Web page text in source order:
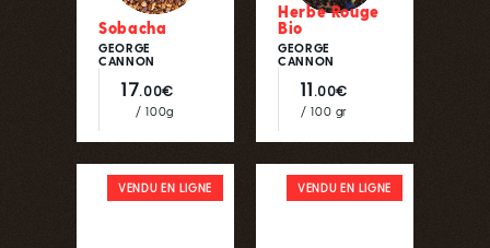
Sobacha
GEORGE
CANNON
17.00€
/ 100g
Herbe Rouge
Bio
GEORGE
CANNON
11.00€
/ 100 gr
VENDU EN LIGNE VENDU EN LIGNE